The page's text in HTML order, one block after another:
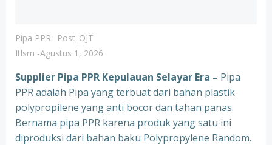
Pipa PPR
Post_OJT
Itlsm -Agustus 1, 2026
Supplier Pipa PPR Kepulauan Selayar Era – Pipa
PPR adalah Pipa yang terbuat dari bahan plastik
polypropilene yang anti bocor dan tahan panas.
Bernama pipa PPR karena produk yang satu ini
diproduksi dari bahan baku Polypropylene Random.